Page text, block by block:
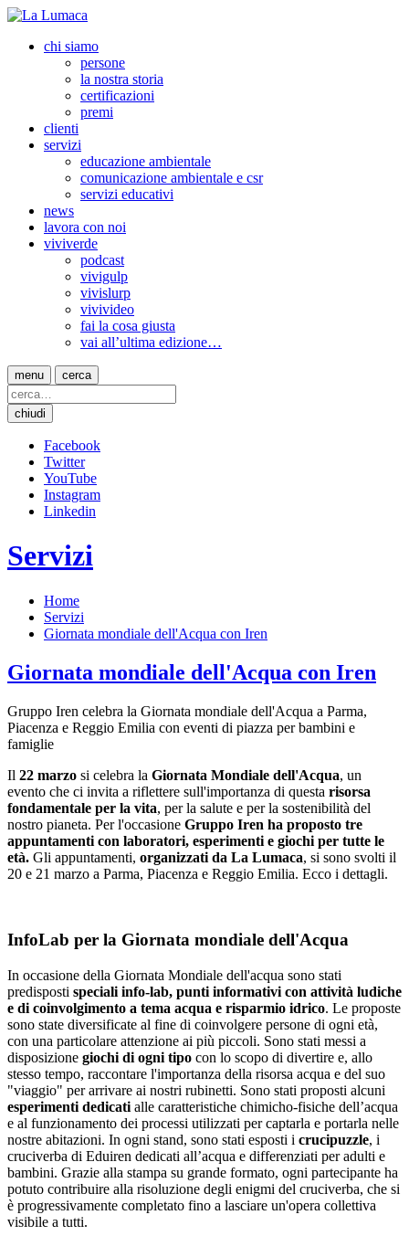
chi siamo
persone
la nostra storia
certificazioni
premi
clienti
servizi
educazione ambientale
comunicazione ambientale e csr
servizi educativi
news
lavora con noi
viviverde
podcast
vivigulp
vivislurp
vivivideo
fai la cosa giusta
vai all’ultima edizione…
menu cerca
chiudi
Facebook
Twitter
YouTube
Instagram
Linkedin
Servizi
Home
Servizi
Giornata mondiale dell'Acqua con Iren
Giornata mondiale dell'Acqua con Iren
Gruppo Iren celebra la Giornata mondiale dell'Acqua a Parma,
Piacenza e Reggio Emilia con eventi di piazza per bambini e
famiglie
Il 22 marzo si celebra la Giornata Mondiale dell'Acqua, un
evento che ci invita a riflettere sull'importanza di questa risorsa
fondamentale per la vita, per la salute e per la sostenibilità del
nostro pianeta. Per l'occasione Gruppo Iren ha proposto tre
appuntamenti con laboratori, esperimenti e giochi per tutte le
età. Gli appuntamenti, organizzati da La Lumaca, si sono svolti il
20 e 21 marzo a Parma, Piacenza e Reggio Emilia. Ecco i dettagli.
InfoLab per la Giornata mondiale dell'Acqua
In occasione della Giornata Mondiale dell'acqua sono stati
predisposti speciali info-lab, punti informativi con attività ludiche
e di coinvolgimento a tema acqua e risparmio idrico. Le proposte
sono state diversificate al fine di coinvolgere persone di ogni età,
con una particolare attenzione ai più piccoli. Sono stati messi a
disposizione giochi di ogni tipo con lo scopo di divertire e, allo
stesso tempo, raccontare l'importanza della risorsa acqua e del suo
"viaggio" per arrivare ai nostri rubinetti. Sono stati proposti alcuni
esperimenti dedicati alle caratteristiche chimicho-fisiche dell’acqua
e al funzionamento dei processi utilizzati per captarla e portarla nelle
nostre abitazioni. In ogni stand, sono stati esposti i crucipuzzle, i
cruciverba di Eduiren dedicati all’acqua e differenziati per adulti e
bambini. Grazie alla stampa su grande formato, ogni partecipante ha
potuto contribuire alla risoluzione degli enigmi del cruciverba, che si
è progressivamente completato fino a lasciare un'opera collettiva
visibile a tutti.